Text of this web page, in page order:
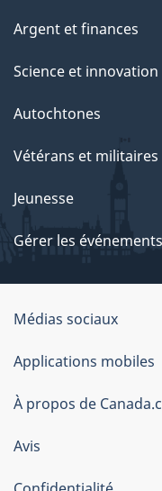
Argent et finances
Science et innovation
Autochtones
Vétérans et militaires
Jeunesse
Gérer les
Organisation
du
gouvernement
du
Canada
Médias sociaux
Applications mobiles
À propos de
Avis